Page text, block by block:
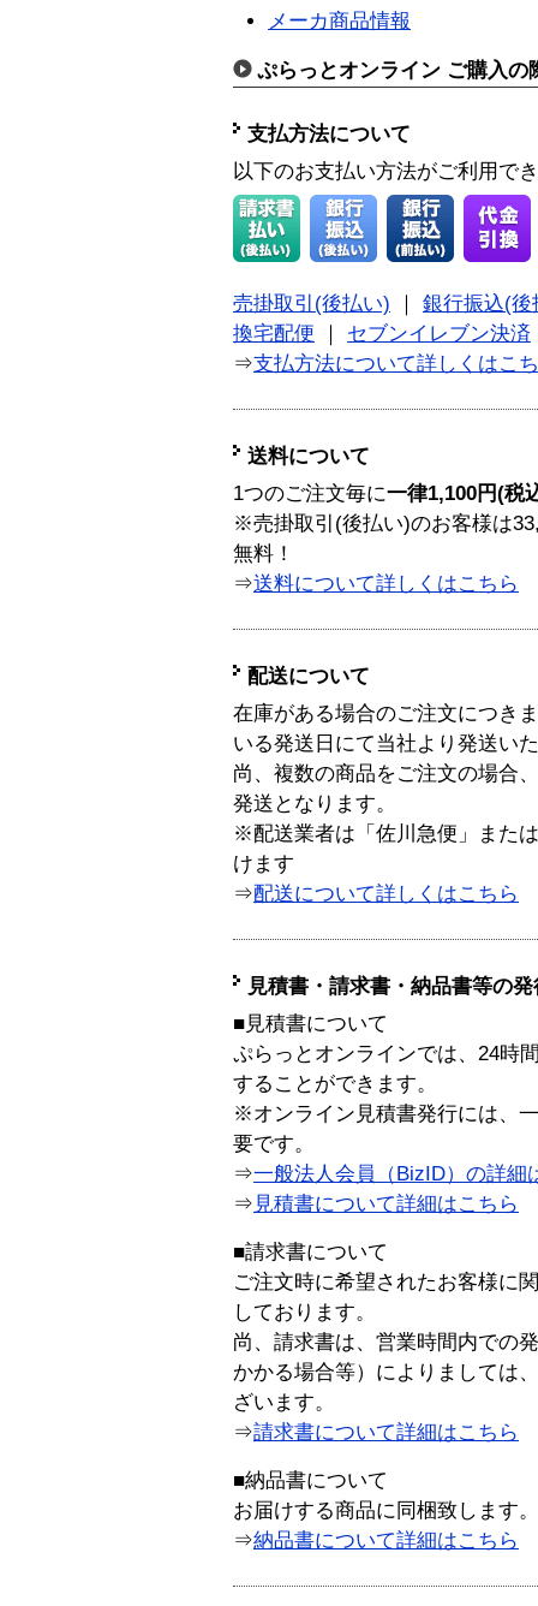
メーカ商品情報
ぷらっとオンライン ご購入の
支払方法について
以下のお支払い方法がご利用で
売掛取引(後払い)
銀行振込(後
換宅配便
セブンイレブン決済
⇒支払方法について詳しくはこ
送料について
1つのご注文毎に一律1,100円(税
※売掛取引(後払い)のお客様は
無料！
⇒送料について詳しくはこちら
配送について
在庫がある場合のご注文につき
いる発送日にて当社より発送い
尚、複数の商品をご注文の場合
発送となります。
※配送業者は「佐川急便」また
けます
⇒配送について詳しくはこちら
見積書・請求書・納品書等の
■見積書について
ぷらっとオンラインでは、24時
することができます。
※オンライン見積書発行には、
要です。
⇒一般法人会員（BizID）の詳細
⇒ 見積書について詳細はこちら
■請求書について
ご注文時に希望されたお客様に
しております。
尚、請求書は、営業時間内での
かかる場合等）によりましては
ざいます。
⇒請求書について詳細はこちら
■納品書について
お届けする商品に同梱致します。
⇒納品書について詳細はこちら